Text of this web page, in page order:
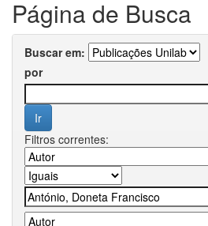
Página de Busca
Buscar em:
por
Filtros correntes: